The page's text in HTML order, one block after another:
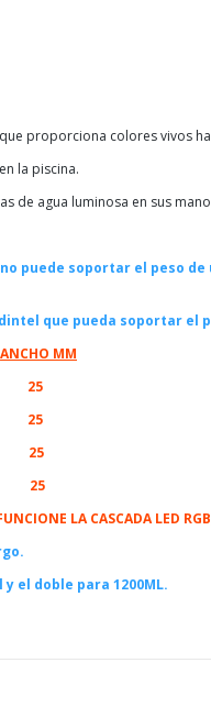
proporciona colores vivos
la piscina.
de agua luminosa en sus
puede soportar el peso
que pueda soportar el
ANCHO MM
25
25
25
25
LA CASCADA LED
el doble para 1200ML.